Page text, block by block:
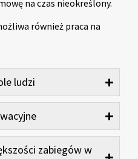
na czas nieokreślony.
również praca na
ludzi
zabiegów w